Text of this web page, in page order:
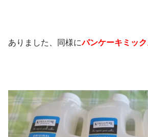
ありました、同様にパンケーキミッ